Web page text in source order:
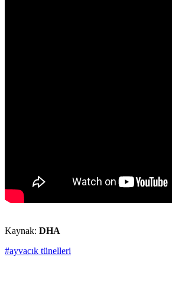
Kaynak: DHA
#ayvacık tünelleri